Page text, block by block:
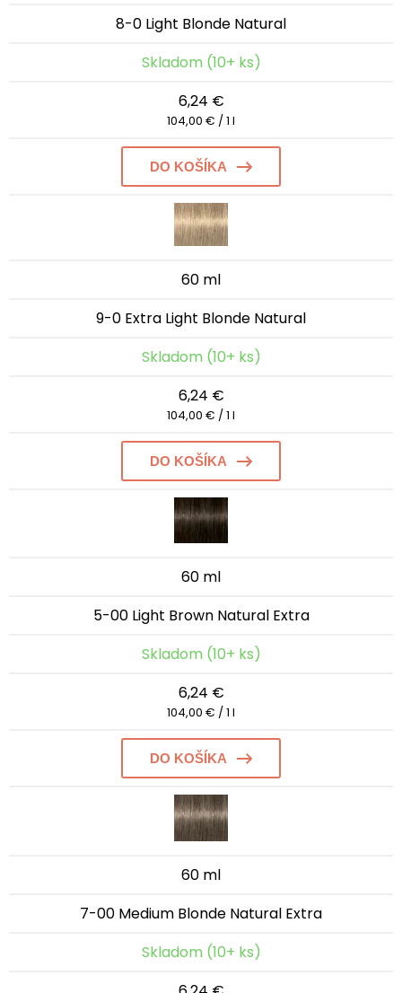
8-0 Light Blonde Natural
Skladom (10+ ks)
6,24 €
104,00 € / 1 l
DO KOŠÍKA
60 ml
9-0 Extra Light Blonde Natural
Skladom (10+ ks)
6,24 €
104,00 € / 1 l
DO KOŠÍKA
60 ml
5-00 Light Brown Natural Extra
Skladom (10+ ks)
6,24 €
104,00 € / 1 l
DO KOŠÍKA
60 ml
7-00 Medium Blonde Natural Extra
Skladom (10+ ks)